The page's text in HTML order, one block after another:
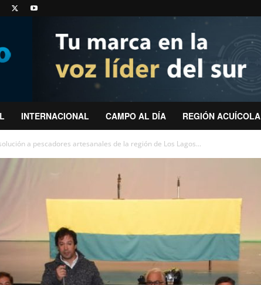
INTERNACIONAL CAMPO AL DÍA REGIÓN ACUÍCOLA
a pescadores artesanales de la región de Los Lagos...